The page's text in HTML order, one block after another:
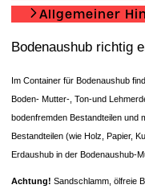
Allgemeiner
Bodenaushub richtig
Im Container für Bodenaushub
Boden- Mutter-, Ton-und
bodenfremden Bestandteilen und
Bestandteilen (wie Holz, Papier,
Erdaushub in der Bodenaushub-
Achtung! Sandschlamm, ölfreie